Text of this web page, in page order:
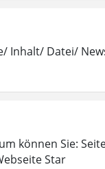
Inhalt/ Datei/
können Sie:
Star